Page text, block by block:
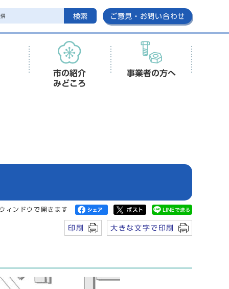
検索 ご意見・お問い合わせ
市の紹介
みどころ
事業者の方へ
ィンドウで開きます
印刷 大きな文字で印刷